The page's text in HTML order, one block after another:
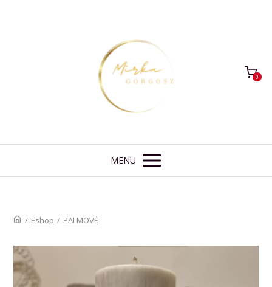
0
MENU
/ Eshop / PALMOVÉ